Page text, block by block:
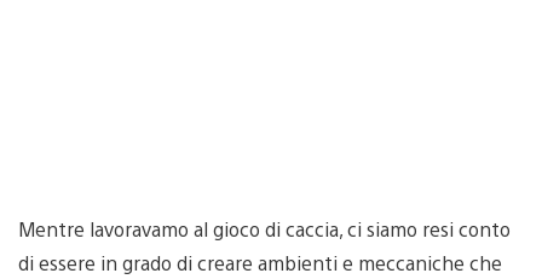
Mentre lavoravamo al gioco di caccia, ci siamo resi conto
di essere in grado di creare ambienti e meccaniche che